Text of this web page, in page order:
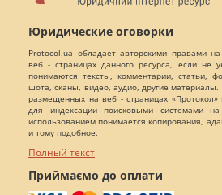
Юридические оговорки
Protocol.ua обладает авторскими правами
веб - страницах данного ресурса, если не
понимаются тексты, комментарии, статьи,
шота, сканы, видео, аудио, другие
размещенных на веб - страницах «Протокол»
для индексации поисковыми системами
использованием понимается копирования,
и тому подобное.
Полный текст
Приймаємо до оплати